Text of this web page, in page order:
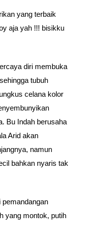
yang terbaik
aja yah !!! bisikku
diri membuka
tubuh
celana kolor
Bu Indah berusaha
Arid akan
namun
bahkan nyaris tak
yang montok, putih